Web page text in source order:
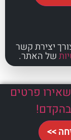
קשר
פרטים